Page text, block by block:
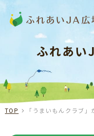
ふれあい
TOP 「うまいもんクラブ